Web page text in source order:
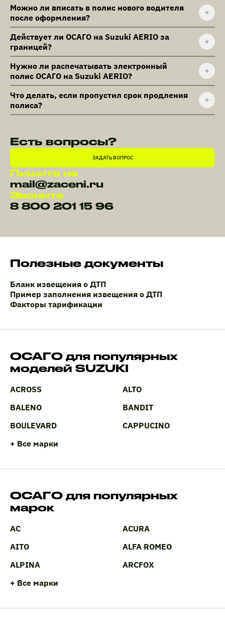
Можно ли вписать в полис нового водителя
после оформления?
Действует ли ОСАГО на Suzuki AERIO за
границей?
Нужно ли распечатывать электронный
полис ОСАГО на Suzuki AERIO?
Что делать, если пропустил срок продления
полиса?
Есть вопросы?
ЗАДАТЬ ВОПРОС
Пишите на
mail@zaceni.ru
Звоните
8 800 201 15 96
Полезные документы
Бланк извещения о ДТП
Пример заполнения извещения о ДТП
Факторы тарификации
ОСАГО для популярных
моделей SUZUKI
ACROSS
ALTO
BALENO
BANDIT
BOULEVARD
CAPPUCINO
+ Все марки
ОСАГО для популярных
марок
AC
ACURA
AITO
ALFA ROMEO
ALPINA
ARCFOX
+ Все марки